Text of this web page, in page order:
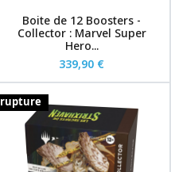
Boite de 12 Boosters -
Collector : Marvel Super
Hero...
339,90 €
rupture